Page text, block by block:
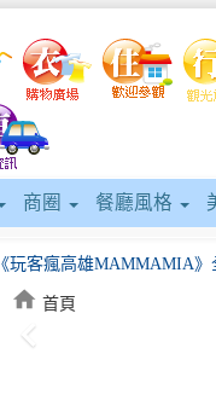
商圈 餐廳風格
《玩客瘋高雄MAMMAMIA》
home 首頁
keyboard_arrow_left